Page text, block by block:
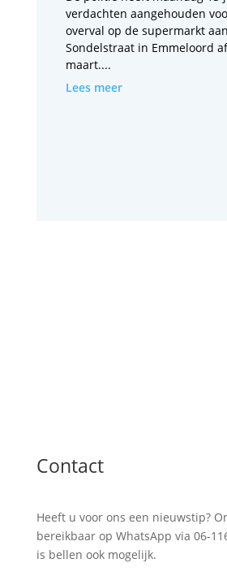
verdachten aangehouden
overval op de supermarkt
Sondelstraat in Emmeloord
maart....
Lees meer
Contact
Heeft u voor ons een nieuwstip?
bereikbaar op WhatsApp via 06-
is bellen ook mogelijk.